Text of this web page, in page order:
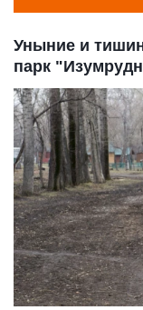
Уныние и
парк